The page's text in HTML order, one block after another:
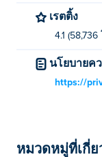
และ
ฉันจะเล่น
คุณสามารถเล่น
บนอุปกรณ์พกพ
เรตติ้ง
4.1
นโยบาย
https://
หมวดหมู่ที่เกี่ย